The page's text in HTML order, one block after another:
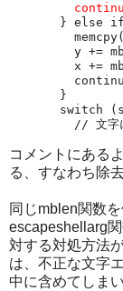
} else
y +=
x +=
  }
switch
コメントにある
る、すなわち除
同じmblen関数
escapeshellarg
対する対処方法
は、不正な文字
中に含めてしまい